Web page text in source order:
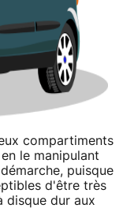
compartiments
le manipulant
puisque
d'être très
disque dur aux